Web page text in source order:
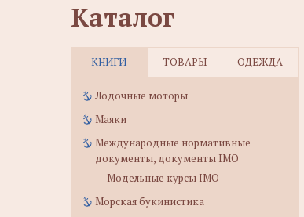
Каталог
КНИГИ ТОВАРЫ ОДЕЖДА
Лодочные моторы
Маяки
Международные нормативные
документы, документы IMO
Модельные курсы IMO
Морская букинистика